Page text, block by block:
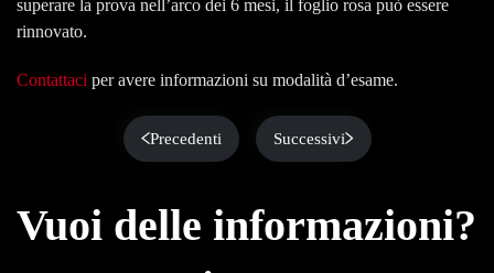
superare la prova nell’arco dei 6 mesi, il foglio rosa può essere
rinnovato.
Contattaci per avere informazioni su modalità d’esame.
Precedenti Successivi
Vuoi delle informazioni?